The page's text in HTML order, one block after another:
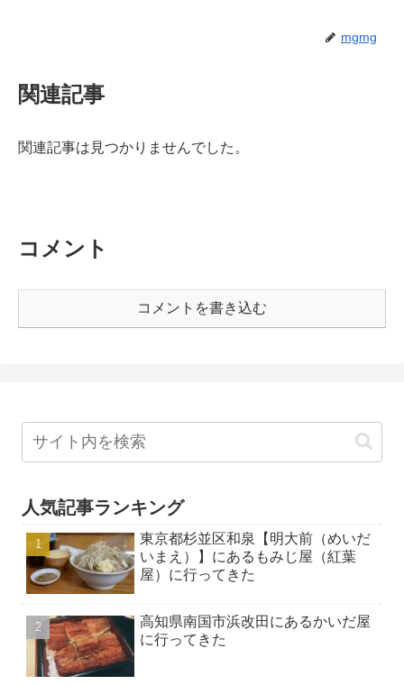
mgmg
関連記事
関連記事は見つかりませんでした。
コメント
コメントを書き込む
人気記事ランキング
東京都杉並区和泉【明大前（めいだ
いまえ）】にあるもみじ屋（紅葉
屋）に行ってきた
高知県南国市浜改田にあるかいだ屋
に行ってきた